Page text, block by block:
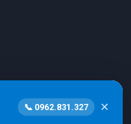
📞 0962.831.327 ✕